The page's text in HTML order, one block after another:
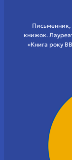
Письменник,
книжок.
«Книга року